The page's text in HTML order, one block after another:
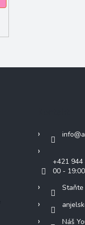
info@
+421 944
00 -
Staňte
Náš